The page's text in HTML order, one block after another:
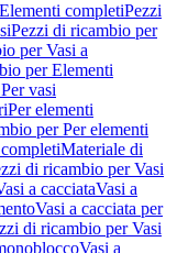
Elementi completiPezzi
Pezzi di ricambio per
per Vasi a
per Elementi
vasi
Per elementi
per Per elementi
Materiale di
di ricambio per Vasi
a cacciataVasi a
Vasi a cacciata per
di ricambio per Vasi
Vasi a